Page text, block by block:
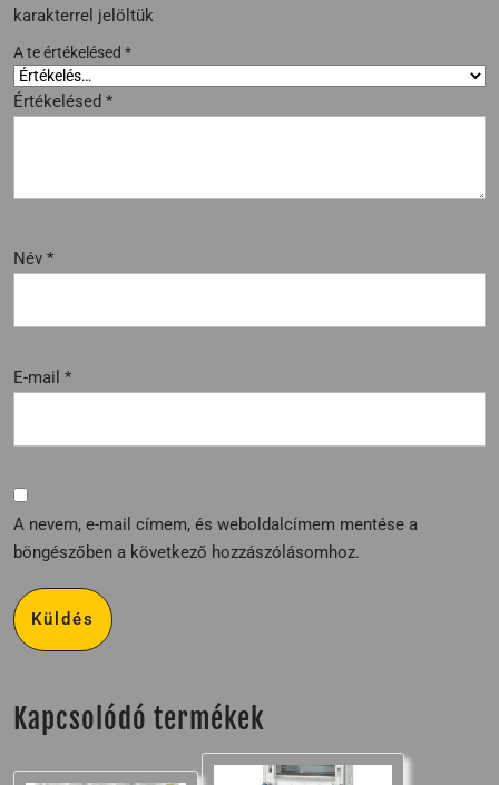
karakterrel jelöltük
A te értékelésed *
Értékelésed *
Név *
E-mail *
A nevem, e-mail címem, és weboldalcímem mentése a
böngészőben a következő hozzászólásomhoz.
Kapcsolódó termékek